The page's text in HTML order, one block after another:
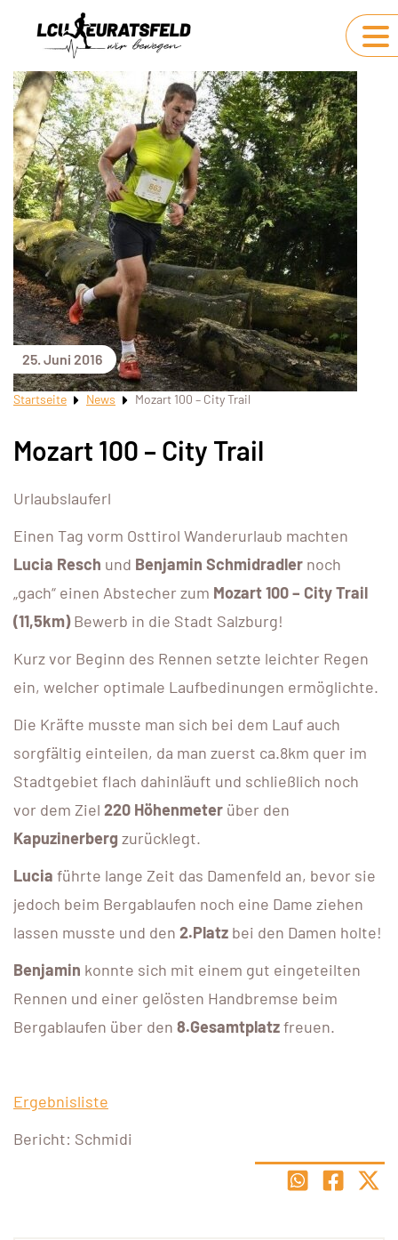
25. Juni 2016
Startseite News Mozart 100 – City Trail
Mozart 100 – City Trail
Urlaubslauferl
Einen Tag vorm Osttirol Wanderurlaub machten
Lucia Resch und Benjamin Schmidradler noch
„gach“ einen Abstecher zum Mozart 100 – City Trail
(11,5km)Bewerb in die Stadt Salzburg!
Kurz vor Beginn des Rennen setzte leichter Regen
ein, welcher optimale Laufbedinungen ermöglichte.
Die Kräfte musste man sich bei dem Lauf auch
sorgfältig einteilen, da man zuerst ca.8km quer im
Stadtgebiet flach dahinläuft und schließlich noch
vor dem Ziel 220 Höhenmeter über den
Kapuzinerberg zurücklegt.
Lucia führte lange Zeit das Damenfeld an, bevor sie
jedoch beim Bergablaufen noch eine Dame ziehen
lassen musste und den 2.Platz bei den Damen holte!
Benjamin konnte sich mit einem gut eingeteilten
Rennen und einer gelösten Handbremse beim
Bergablaufen über den 8.Gesamtplatzfreuen.
Ergebnisliste
Bericht: Schmidi